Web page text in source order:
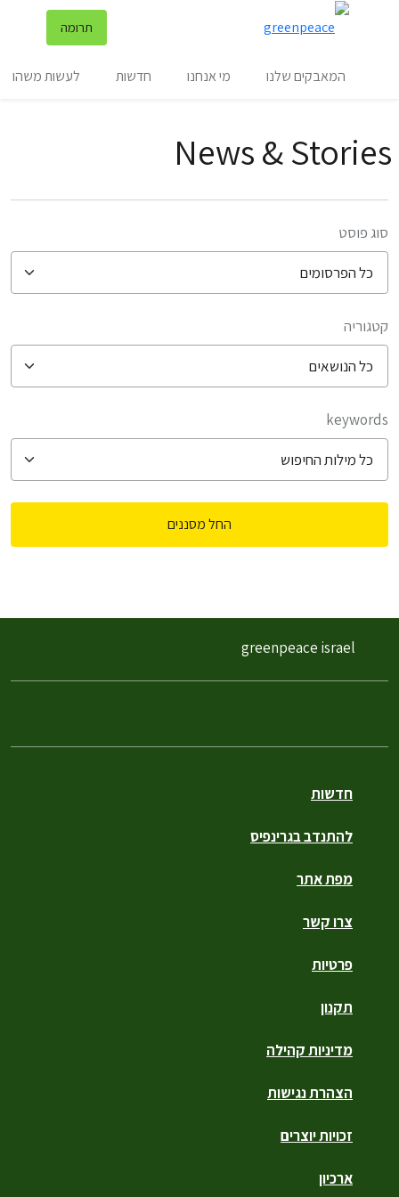
תרומה
המאבקים שלנו מי אנחנו חדשות לעשות משהו
News & Stories
סוג פוסט
קטגוריה
keywords
החל מסננים
חדשות
להתנדב בגרינפיס
מפת אתר
צרו קשר
פרטיות
תקנון
מדיניות קהילה
הצהרת נגישות
זכויות יוצרים
ארכיון